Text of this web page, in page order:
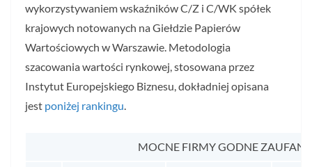
wykorzystywaniem wskaźników C/Z i C/WK spółek
krajowych notowanych na Giełdzie Papierów
Wartościowych w Warszawie. Metodologia
szacowania wartości rynkowej, stosowana przez
Instytut Europejskiego Biznesu, dokładniej opisana
jest poniżej rankingu.
MOCNE FIRMY GODNE